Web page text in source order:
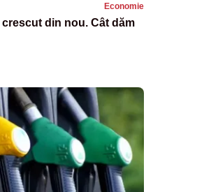
Economie
din nou. Cât dăm